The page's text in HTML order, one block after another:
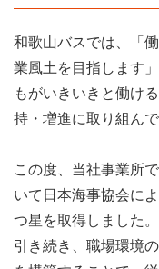
和歌山バスでは、「
業風土を目指します
もがいきいきと働け
持・増進に取り組んで
この度、当社事業所
いて日本海事協会に
つ星を取得しました。
引き続き、職場環境